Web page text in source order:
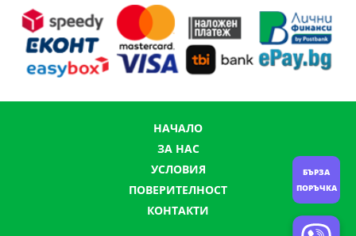
НАЧАЛО
ЗА НАС
УСЛОВИЯ
ПОВЕРИТЕЛНОСТ
КОНТАКТИ
БЪРЗА
ПОРЪЧКА